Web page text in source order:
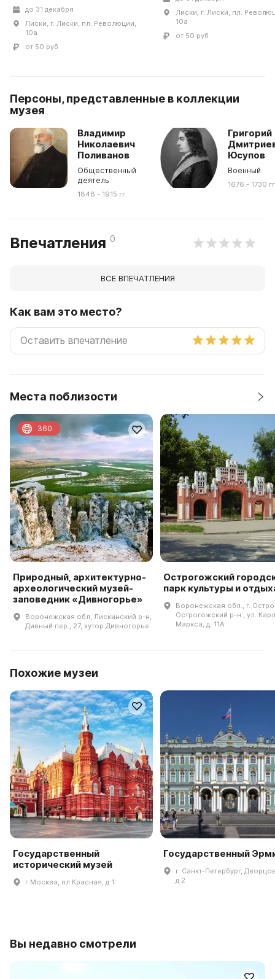
до 31 декабря
Лиски, г. Лиски, пл. Революции,
10а
от 50 руб
Лиски, г. Лиски, пл.
10а
от 50 руб
Персоны, представленные в коллекции
музея
Владимир
Николаевич
Поливанов
Общественный
деятель
1848 - 1915 гг
Григорий
Юсупов
Военный
1676 - 1730 гг
Впечатления 0
ВСЕ ВПЕЧАТЛЕНИЯ
Как вам это место?
Места поблизости
Природный, архитектурно-
археологический музей-
заповедник «Дивногорье»
Воронежская обл, Лискинский р-н,
Дивный пер., 27, хутор Дивногорье
360
Острогожский
парк культуры и
Воронежская обл., г.
Острогожский р-н., ул.
Маркса, д. 11А
Похожие музеи
Государственный
исторический музей
г Москва, пл Красная, д 1
Государственный
г. Санкт-Петербург,
д 2
Вы недавно смотрели